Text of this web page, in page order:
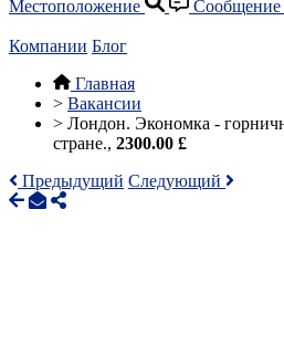
Местоположение
Сообщение
Компании Блог
Главная
> Вакансии
> Лондон. Экономка -
стране., 2300.00 £
Предыдущий Следующий